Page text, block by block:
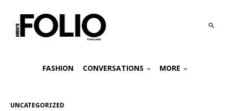
FASHION CONVERSATIONS MORE
UNCATEGORIZED